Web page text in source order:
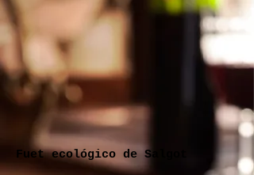
Fuet ecológico de Salgot